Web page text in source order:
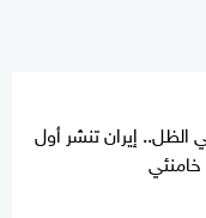
في الظل.. إيران تنشر أول